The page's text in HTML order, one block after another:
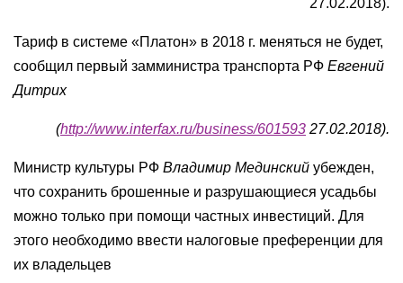
27.02.2018).
Тариф в системе «Платон» в 2018 г. меняться не будет,
сообщил первый замминистра транспорта РФ Евгений
Дитрих
(http://www.interfax.ru/business/601593 27.02.2018).
Министр культуры РФ Владимир Мединский убежден,
что сохранить брошенные и разрушающиеся усадьбы
можно только при помощи частных инвестиций. Для
этого необходимо ввести налоговые преференции для
их владельцев